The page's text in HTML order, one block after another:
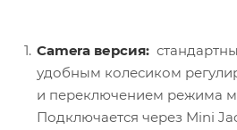
Camera версия:
удобным колесиком
и переключением режима
Подключается через Mini